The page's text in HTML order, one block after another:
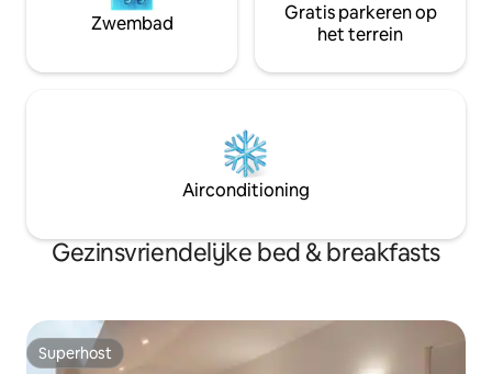
Zwembad
Gratis parkeren op
het terrein
Airconditioning
Gezinsvriendelijke bed & breakfasts
Superhost
Superhost